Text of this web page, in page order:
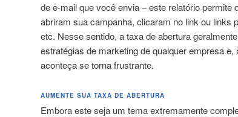
de e-mail que você envia – este relatório permite
abriram sua campanha, clicaram no link ou links
etc. Nesse sentido, a taxa de abertura
estratégias de marketing de qualquer empresa
aconteça se torna frustrante.
AUMENTE SUA TAXA DE ABERTURA
Embora este seja um tema extremamente